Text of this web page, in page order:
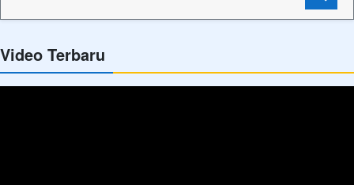
Video Terbaru